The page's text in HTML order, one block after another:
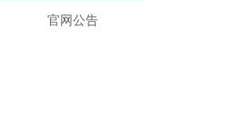
官网公告